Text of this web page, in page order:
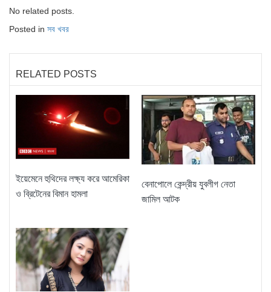
No related posts.
Posted in সব খবর
RELATED POSTS
ইয়েমেনে হুথিদের লক্ষ্য করে আমেরিকা
ও ব্রিটেনের বিমান হামলা
বেনাপোলে কেন্দ্রীয় যুবলীগ নেতা
জামিল আটক